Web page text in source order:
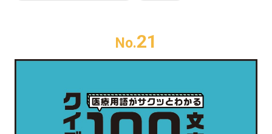
No.21